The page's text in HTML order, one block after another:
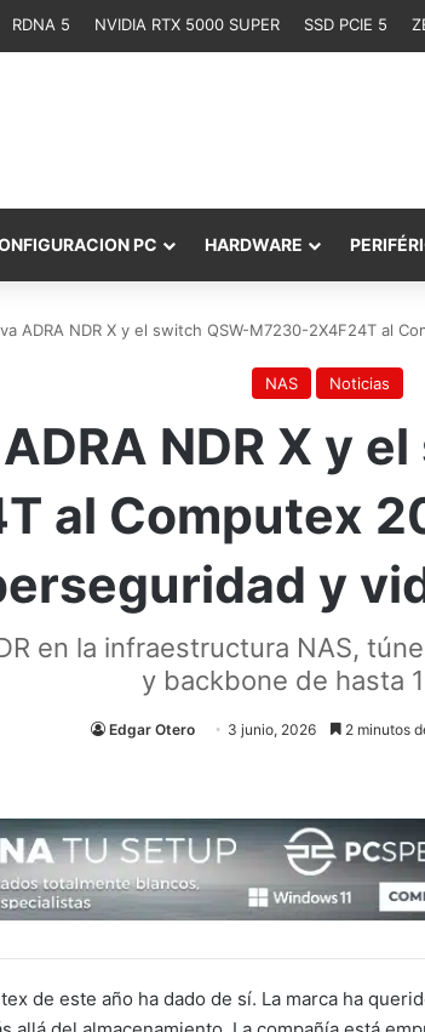
RDNA 5 NVIDIA RTX 5000 SUPER SSD PCIE 5
PC HARDWARE
ADRA NDR X y el switch QSW-M7230-2X4F24T al
NAS Noticias
NDR X y
al Computex
y
en la infraestructura NAS,
y backbone de hasta
Edgar Otero 3 junio, 2026 2 minutos
de este año ha dado de sí. La marca ha